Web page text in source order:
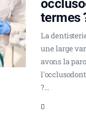
termes
La
une large
avons la
?…